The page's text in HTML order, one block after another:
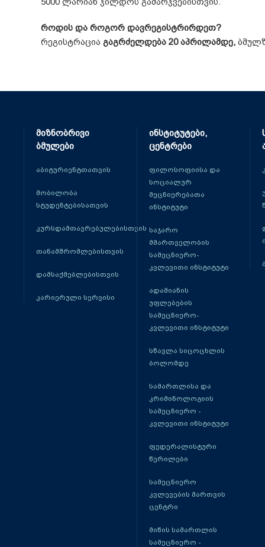
როდის და როგორ დავრეგისტრირდეთ?
რეგისტრაცია გაგრძელდება 20 აპრილამდე,
მიზნობრივი
ბმულები
აბიტურიენტთათვის
მობილობა
სტუდენტებისათვის
კურსდამთავრებულებისთვის
თანამშრომლებისთვის
დამსაქმებლებისთვის
კარიერული სერვისი
ინსტიტუტები,
ცენტრები
ფილოსოფიისა და
სოციალურ
მეცნიერებათა
ინსტიტუტი
საჯარო
მმართველობის
სამეცნიერო-
კვლევითი ინსტიტუტი
ადამიანის
უფლებების
სამეცნიერო-
კვლევითი ინსტიტუტი
სწავლა სიცოცხლის
ბოლომდე
სამართლისა და
კრიმინოლოგიის
სამეცნიერო -
კვლევითი ინსტიტუტი
ფედერალისტური
წერილები
სამეცნიერო
კვლევების მართვის
ცენტრი
მიწის სამართლის
სამეცნიერო -